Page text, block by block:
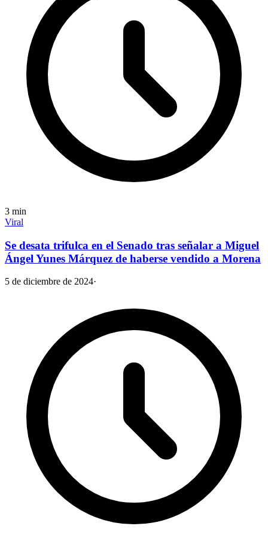
3 min
Viral
Se desata trifulca en el Senado tras señalar a Miguel
Ángel Yunes Márquez de haberse vendido a Morena
5 de diciembre de 2024·